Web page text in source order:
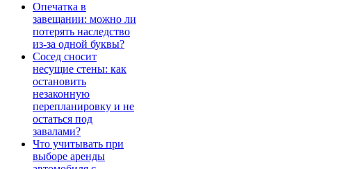
Опечатка в
завещании: можно ли
потерять наследство
из-за одной буквы?
Сосед сносит
несущие стены: как
остановить
незаконную
перепланировку и не
остаться под
завалами?
Что учитывать при
выборе аренды